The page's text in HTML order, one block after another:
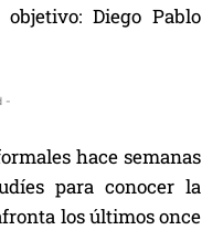
Diego Pablo
-
hace semanas
para conocer la
los últimos once